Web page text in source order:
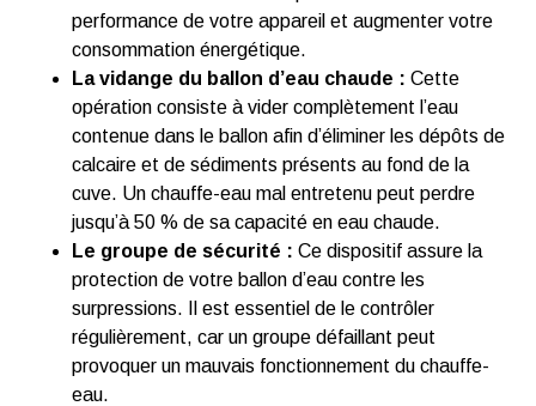
performance de votre appareil et augmenter votre
consommation énergétique.
La vidange du ballon d’eau chaude : Cette
opération consiste à vider complètement l’eau
contenue dans le ballon afin d’éliminer les dépôts de
calcaire et de sédiments présents au fond de la
cuve. Un chauffe-eau mal entretenu peut perdre
jusqu’à 50 % de sa capacité en eau chaude.
Le groupe de sécurité : Ce dispositif assure la
protection de votre ballon d’eau contre les
surpressions. Il est essentiel de le contrôler
régulièrement, car un groupe défaillant peut
provoquer un mauvais fonctionnement du chauffe-
eau.